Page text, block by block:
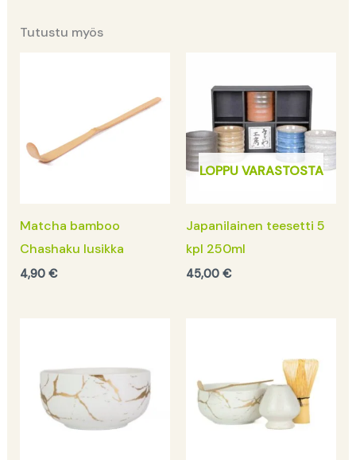
Tutustu myös
Matcha bamboo
Chashaku lusikka
4,90 €
LOPPU VARASTOSTA
Japanilainen teesetti 5
kpl 250ml
45,00 €